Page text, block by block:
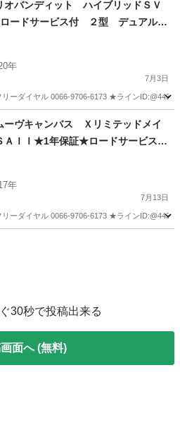
バンディット ハイブリッドＳＶ
ードサービス付 ２型 デュアルカ
純正８型ナビ 地デジ 全方位カ
ｔｏｏｔｈ ＥＴＣ パドルシフ
ブクルコン 前席シートヒータ
年
7月3日
リーダイヤル 0066-9706-6173 ★ライン
ソリオ ソリオバンディット
ヴキャンバス Ｘリミテッドメイ
ＩＩ★1年保証★ロードサービス
ナビ 地デジ バックカメラ Ｂｌ
ｈ ＨＤＭＩ接続可 両側パワース
動ドライブレコーダー スマート
年
7月13日
リーダイヤル 0066-9706-6173 ★ライン
30秒で投稿出来る
面へ (無料)